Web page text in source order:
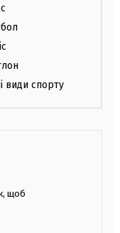
види спорту
щоб